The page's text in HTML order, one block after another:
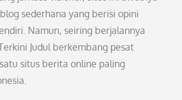
sederhana yang berisi opini
Namun, seiring berjalannya
Judul berkembang pesat
situs berita online paling